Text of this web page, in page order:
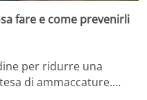
fare e come prevenirli
per ridurre una
di ammaccature.…